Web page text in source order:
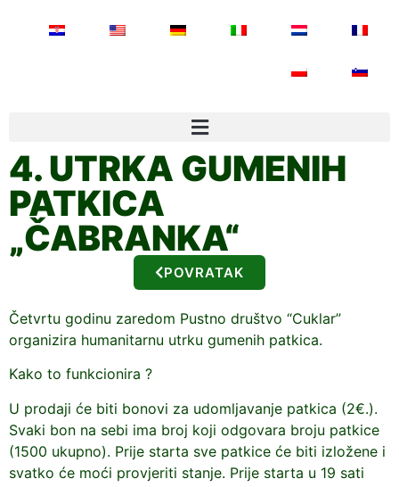
4. UTRKA GUMENIH
PATKICA
„ČABRANKA“
POVRATAK
Četvrtu godinu zaredom Pustno društvo “Cuklar”
organizira humanitarnu utrku gumenih patkica.
Kako to funkcionira ?
U prodaji će biti bonovi za udomljavanje patkica (2€.).
Svaki bon na sebi ima broj koji odgovara broju patkice
(1500 ukupno). Prije starta sve patkice će biti izložene i
svatko će moći provjeriti stanje. Prije starta u 19 sati